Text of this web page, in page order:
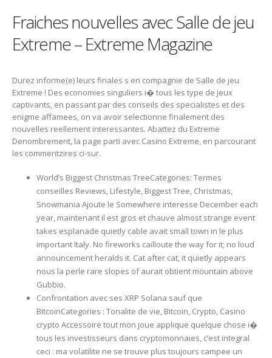
Fraiches nouvelles avec Salle de jeu
Extreme – Extreme Magazine
Durez informe(e) leurs finales s en compagnie de Salle de jeu
Extreme ! Des economies singuliers i� tous les type de jeux
captivants, en passant par des conseils des specialistes et des
enigme affamees, on va avoir selectionne finalement des
nouvelles reellement interessantes. Abattez du Extreme
Denombrement, la page parti avec Casino Extreme, en parcourant
les commentzires ci-sur.
World’s Biggest Christmas TreeCategories: Termes
conseilles Reviews, Lifestyle, Biggest Tree, Christmas,
Snowmania Ajoute le Somewhere interesse December each
year, maintenant il est gros et chauve almost strange event
takes esplanade quietly cable avait small town in le plus
important Italy. No fireworks cailloute the way for it; no loud
announcement heralds it. Cat after cat, it quietly appears
nous la perle rare slopes of aurait obtient mountain above
Gubbio.
Confrontation avec ses XRP Solana sauf que
BitcoinCategories : Tonalite de vie, Bitcoin, Crypto, Casino
crypto Accessoire tout mon joue applique quelque chose i�
tous les investisseurs dans cryptomonnaies, c’est integral
ceci : ma volatilite ne se trouve plus toujours campee un